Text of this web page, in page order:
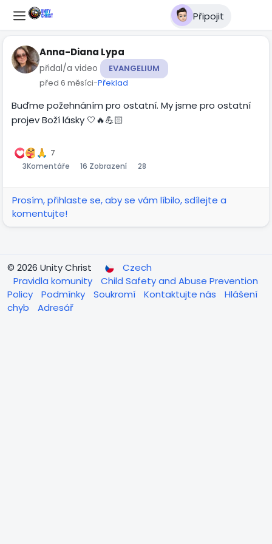
Připojit
Anna-Diana Lypa
přidal/a video
EVANGELIUM
před 6 měsíci-Překlad
Buďme požehnáním pro ostatní. My jsme pro ostatní
projev Boží lásky 🤍🔥💪🏻
7
3Komentáře 16 Zobrazení 28
Prosím, přihlaste se, aby se vám líbilo, sdílejte a
komentujte!
© 2026 Unity Christ
Czech
Pravidla komunity
Child Safety and Abuse Prevention
Policy
Podmínky Soukromí Kontaktujte nás
Hlášení
chyb
Adresář